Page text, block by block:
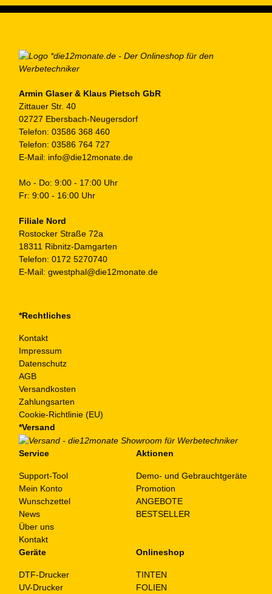
Armin Glaser & Klaus Pietsch GbR
Zittauer Str. 40
02727 Ebersbach-Neugersdorf
Telefon: 03586 368 460
Telefon: 03586 764 727
E-Mail: info@die12monate.de
Mo - Do: 9:00 - 17:00 Uhr
Fr: 9:00 - 16:00 Uhr
Filiale Nord
Rostocker Straße 72a
18311 Ribnitz-Damgarten
Telefon: 0172 5270740
E-Mail: gwestphal@die12monate.de
*Rechtliches
Kontakt
Impressum
Datenschutz
AGB
Versandkosten
Zahlungsarten
Cookie-Richtlinie (EU)
*Versand
Service
Support-Tool
Mein Konto
Wunschzettel
News
Über uns
Kontakt
Aktionen
Demo- und Gebrauchtgeräte
Promotion
ANGEBOTE
BESTSELLER
Geräte
DTF-Drucker
UV-Drucker
Onlineshop
TINTEN
FOLIEN